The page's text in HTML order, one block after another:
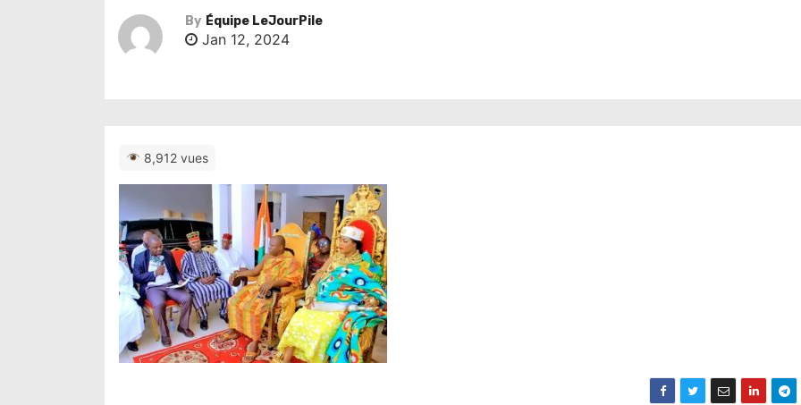
By Équipe LeJourPile
Jan 12, 2024
8,912 vues